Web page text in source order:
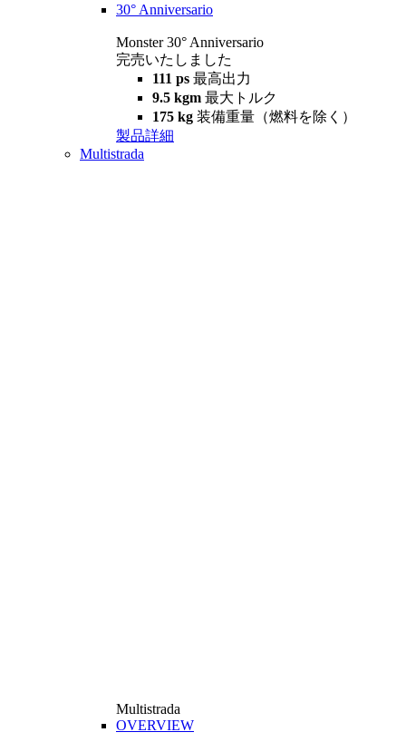
30° Anniversario
Monster 30° Anniversario
完売いたしました
111 ps 最高出力
9.5 kgm 最大トルク
175 kg 装備重量（燃料を除く）
製品詳細
Multistrada
Multistrada
OVERVIEW